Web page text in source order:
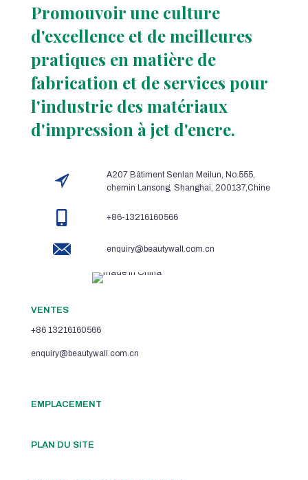
Promouvoir une culture
d'excellence et de meilleures
pratiques en matière de
fabrication et de services pour
l'industrie des matériaux
d'impression à jet d'encre.
A207 Bâtiment Senlan Meilun, No.555,
chemin Lansong, Shanghai, 200137,Chine
+86-13216160566
enquiry@beautywall.com.cn
VENTES
+86 13216160566
enquiry@beautywall.com.cn
EMPLACEMENT
PLAN DU SITE